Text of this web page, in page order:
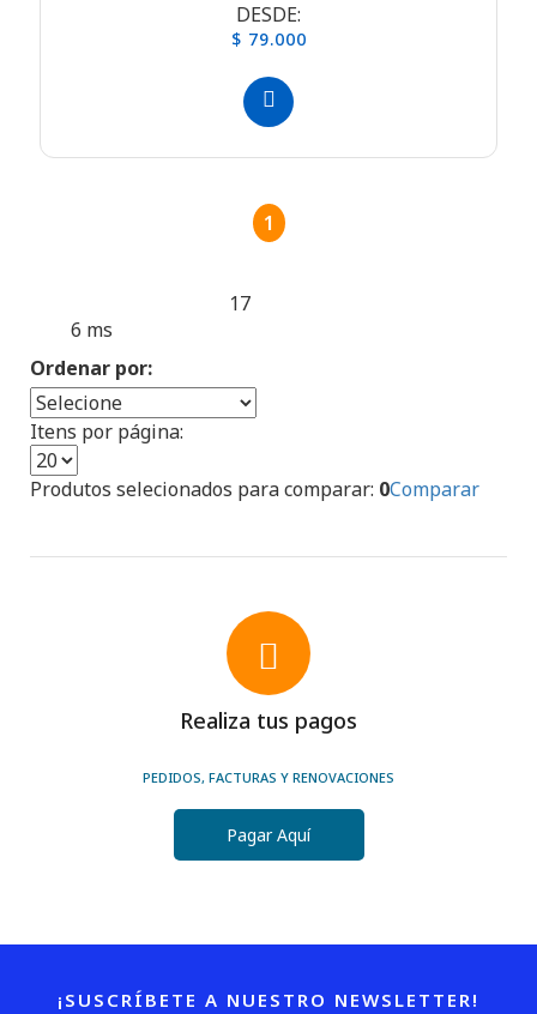
DESDE:
$ 79.000
1
17
6 ms
Ordenar por:
Itens por página:
Produtos selecionados para comparar: 0Comparar
Realiza tus pagos
PEDIDOS, FACTURAS Y RENOVACIONES
Pagar Aquí
¡SUSCRÍBETE A NUESTRO NEWSLETTER!